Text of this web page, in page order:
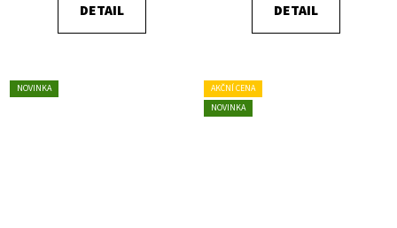
DETAIL DETAIL
NOVINKA
AKČNÍ CENA
NOVINKA